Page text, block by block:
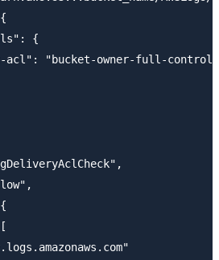
{
"bucket-owner-full-control"